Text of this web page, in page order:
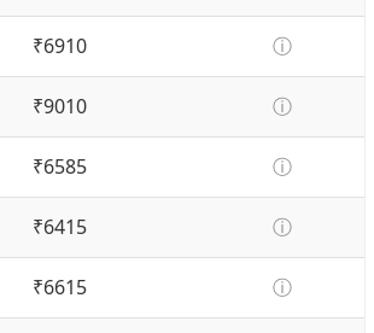
₹6910 ⓘ
₹9010 ⓘ
₹6585 ⓘ
₹6415 ⓘ
₹6615 ⓘ